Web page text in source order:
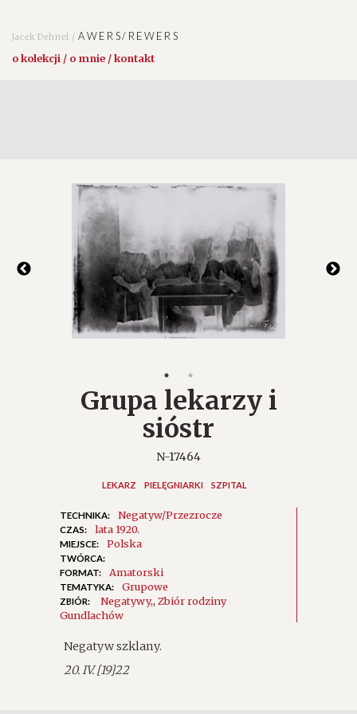
Jacek Dehnel /AWERS/REWERS
o kolekcji / o mnie / kontakt
Grupa lekarzy i
sióstr
N-17464
LEKARZ PIELĘGNIARKI SZPITAL
TECHNIKA: Negatyw/Przezrocze
CZAS: lata 1920.
MIEJSCE: Polska
TWÓRCA:
FORMAT:
Amatorski
TEMATYKA: Grupowe
ZBIÓR: Negatywy, Zbiór rodziny
Gundlachów
Negatyw szklany.
20. IV. [19]22